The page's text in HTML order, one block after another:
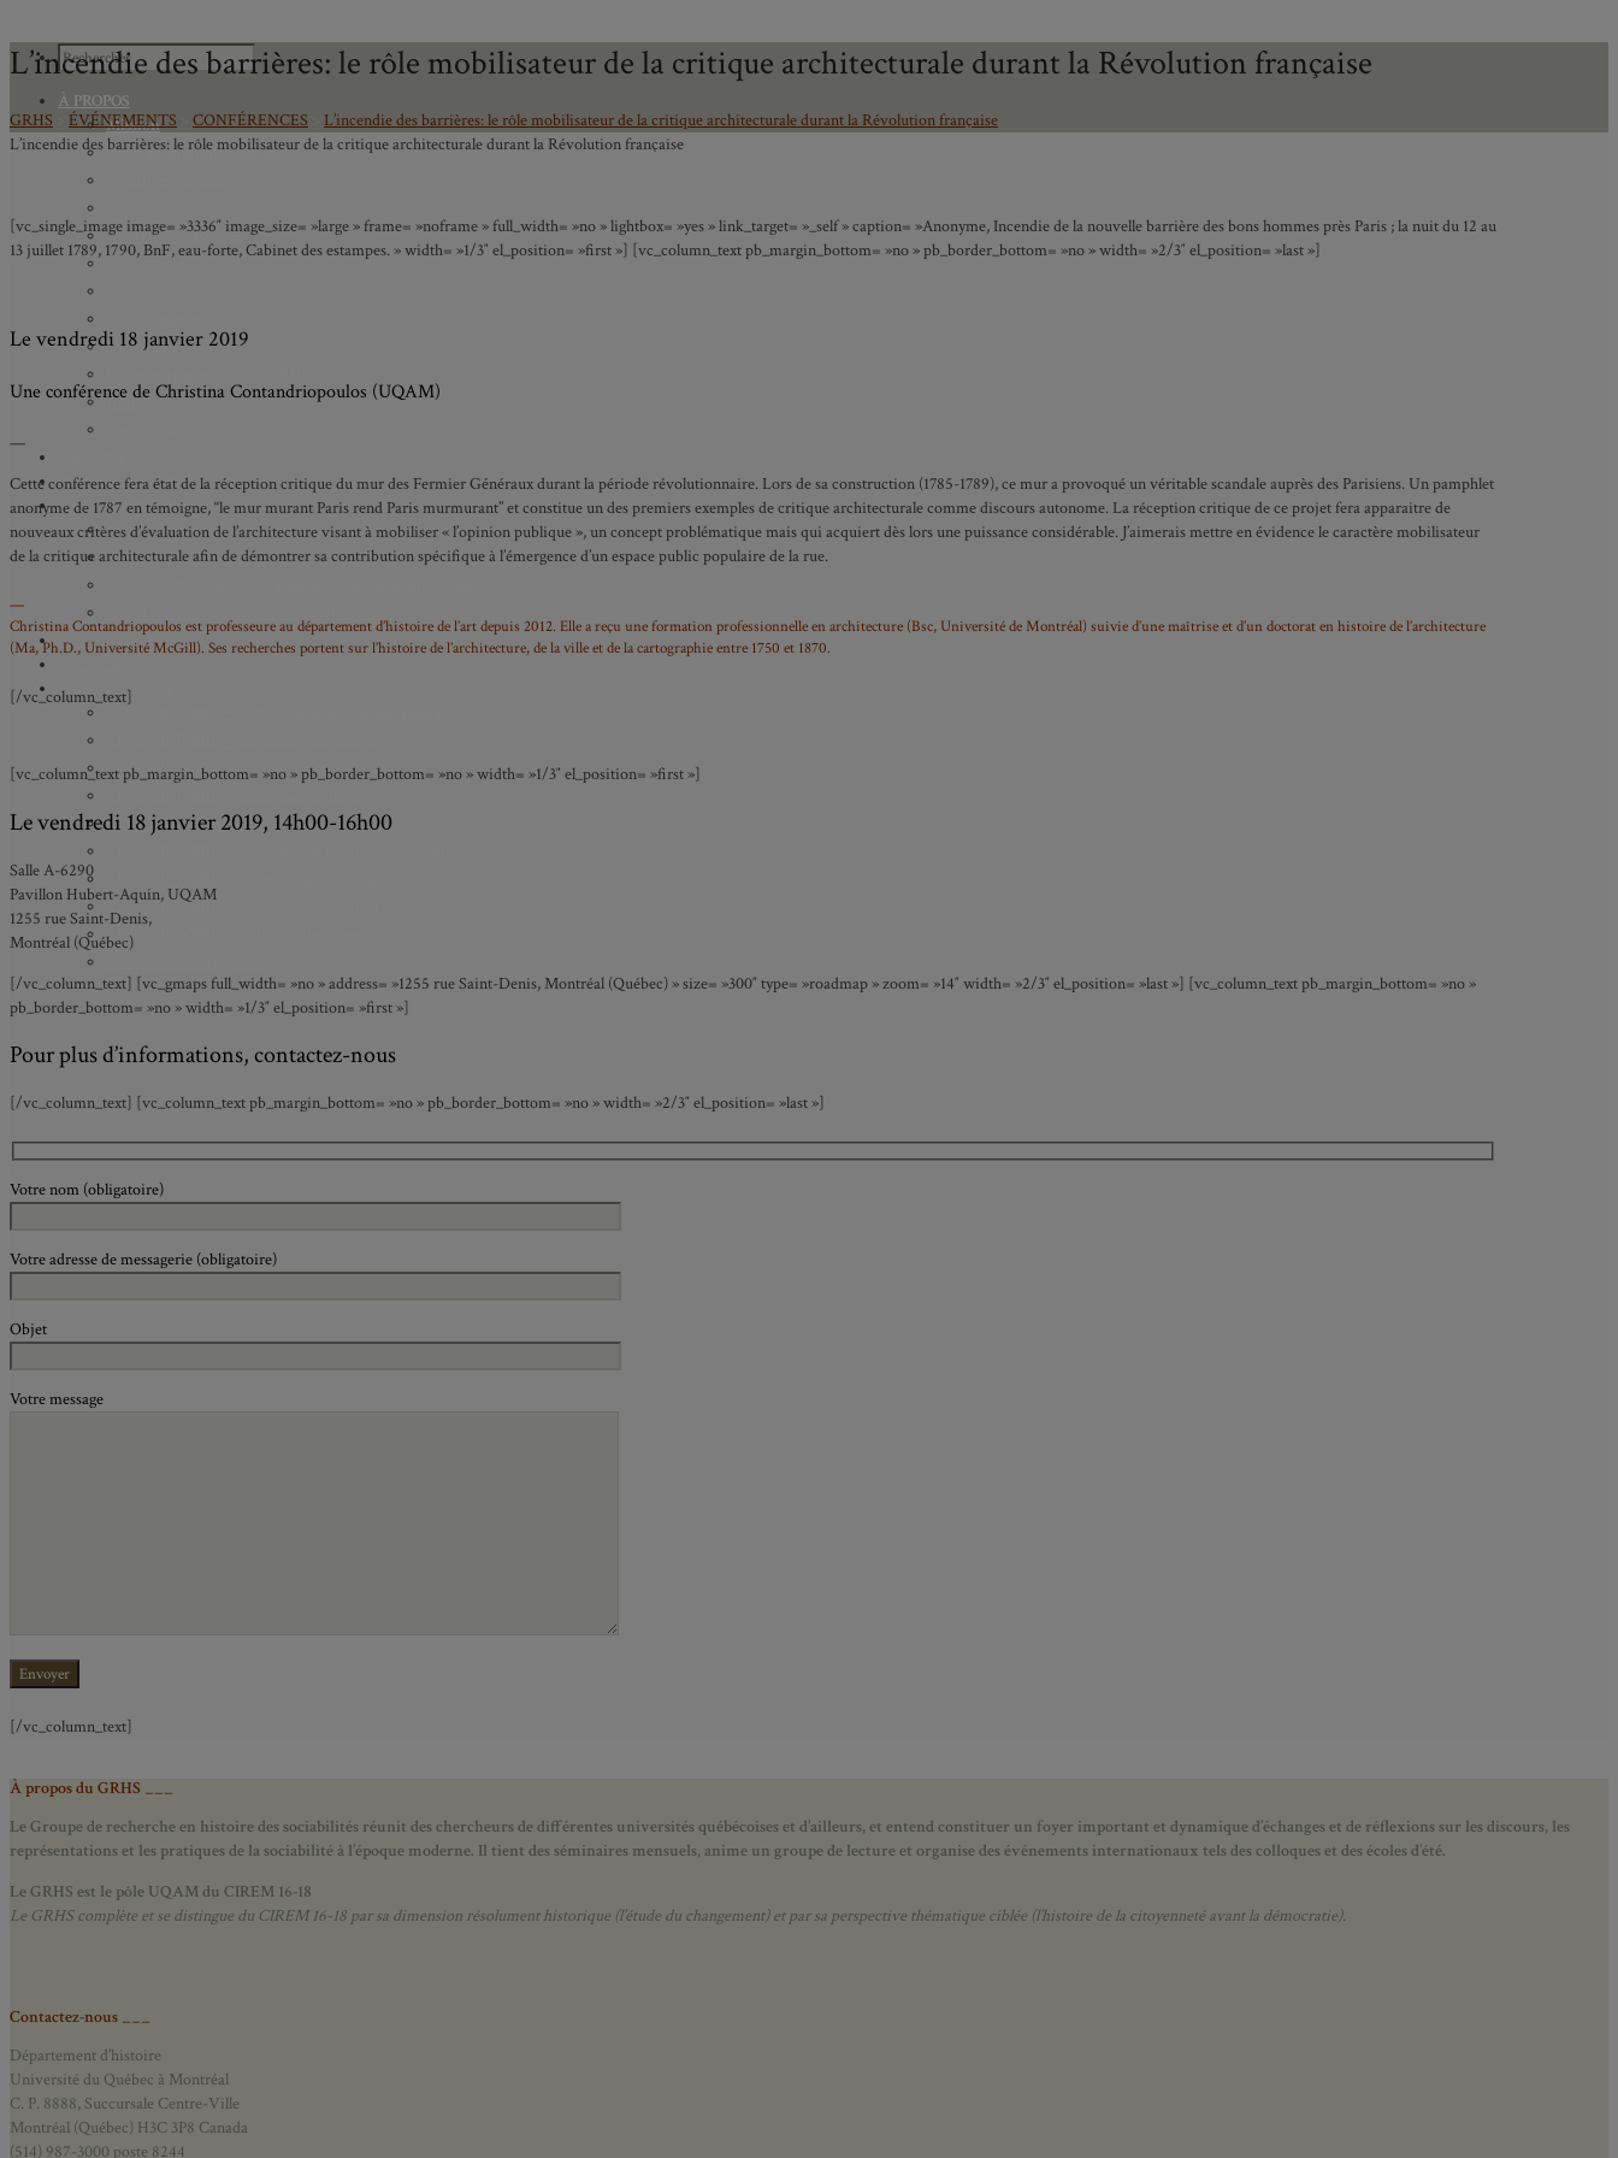
À PROPOS
Mission
Programmation scientifique
Chercheurs associés
Diplômé.e.s
Partenaires
JIME
PROJETS EN COURS
AXES DE RECHERCHE
Axe 1 : Représentations publiques, communes et privées de la Cité
Axe 2 : Réputation, célébrité et popularité dans l’espace public
BIBLIOTHÈQUE
MÉDIATHÈQUE
CINÉ-HISTOIRE – L’histoire comme chaos
CINÉ-HISTOIRE – À l’ombre du 19e siècle
CINÉ-HISTOIRE – Le 18e siècle à l’écran
CINÉ-HISTOIRE – Kubrick historien
L’incendie des barrières: le rôle mobilisateur de la critique architecturale durant la Révolution française
GRHS ÉVÉNEMENTS CONFÉRENCES
L’incendie des barrières: le rôle mobilisateur de la critique architecturale durant la Révolution française
L’incendie des barrières: le rôle mobilisateur de la critique architecturale durant la Révolution française
[vc_single_image image= »3336″ image_size= »large » frame= »noframe » full_width= »no » lightbox= »yes » link_target= »_self » caption= »Anonyme, Incendie de la nouvelle barrière des bons hommes près Paris ; la nuit du 12 au
13 juillet 1789, 1790, BnF, eau-forte, Cabinet des estampes. » width= »1/3″ el_position= »first »] [vc_column_text pb_margin_bottom= »no » pb_border_bottom= »no » width= »2/3″ el_position= »last »]
Le vendredi 18 janvier 2019
Une conférence de Christina Contandriopoulos (UQAM)
—
Cette conférence fera état de la réception critique du mur des Fermier Généraux durant la période révolutionnaire. Lors de sa construction (1785-1789), ce mur a provoqué un véritable scandale auprès des Parisiens. Un pamphlet
anonyme de 1787 en témoigne, “le mur murant Paris rend Paris murmurant” et constitue un des premiers exemples de critique architecturale comme discours autonome. La réception critique de ce projet fera apparaitre de
nouveaux critères d’évaluation de l’architecture visant à mobiliser « l’opinion publique », un concept problématique mais qui acquiert dès lors une puissance considérable. J’aimerais mettre en évidence le caractère mobilisateur
de la critique architecturale afin de démontrer sa contribution spécifique à l’émergence d’un espace public populaire de la rue.
—
Christina Contandriopoulos est professeure au département d’histoire de l’art depuis 2012. Elle a reçu une formation professionnelle en architecture (Bsc, Université de Montréal) suivie d’une maîtrise et d’un doctorat en histoire de l’architecture
(Ma, Ph.D., Université McGill). Ses recherches portent sur l’histoire de l’architecture, de la ville et de la cartographie entre 1750 et 1870.
[/vc_column_text]
[vc_column_text pb_margin_bottom= »no » pb_border_bottom= »no » width= »1/3″ el_position= »first »]
Le vendredi 18 janvier 2019, 14h00-16h00
Salle A-6290
Pavillon Hubert-Aquin, UQAM
1255 rue Saint-Denis,
Montréal (Québec)
[/vc_column_text] [vc_gmaps full_width= »no » address= »1255 rue Saint-Denis, Montréal (Québec) » size= »300″ type= »roadmap » zoom= »14″ width= »2/3″ el_position= »last »] [vc_column_text pb_margin_bottom= »no »
pb_border_bottom= »no » width= »1/3″ el_position= »first »]
Pour plus d’informations, contactez-nous
[/vc_column_text] [vc_column_text pb_margin_bottom= »no » pb_border_bottom= »no » width= »2/3″ el_position= »last »]
Votre nom (obligatoire)
Votre adresse de messagerie (obligatoire)
Objet
Votre message
[/vc_column_text]
À propos du GRHS ___
Le Groupe de recherche en histoire des sociabilités réunit des chercheurs de différentes universités québécoises et d’ailleurs, et entend constituer un foyer important et dynamique d’échanges et de réflexions sur les discours, les
représentations et les pratiques de la sociabilité à l’époque moderne. Il tient des séminaires mensuels, anime un groupe de lecture et organise des événements internationaux tels des colloques et des écoles d’été.
Le GRHS est le pôle UQAM du CIREM 16-18
Le GRHS complète et se distingue du CIREM 16-18 par sa dimension résolument historique (l’étude du changement) et par sa perspective thématique ciblée (l’histoire de la citoyenneté avant la démocratie).
Contactez-nous ___
Département d’histoire
Université du Québec à Montréal
C. P. 8888, Succursale Centre-Ville
Montréal (Québec) H3C 3P8 Canada
(514) 987-3000 poste 8244